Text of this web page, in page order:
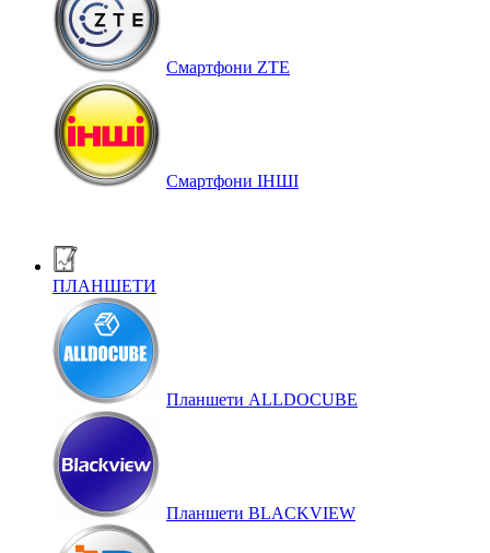
Смартфони ZTE
Смартфони ІНШІ
ПЛАНШЕТИ
Планшети ALLDOCUBE
Планшети BLACKVIEW